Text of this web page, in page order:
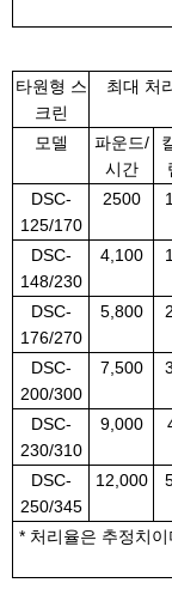
타원형 스
크린
최대 처
모델
파운드/
시간
DSC-
125/170
2500
DSC-
148/230
4,100
DSC-
176/270
5,800
DSC-
200/300
7,500
DSC-
230/310
9,000
DSC-
250/345
12,000
* 처리율은 추정치